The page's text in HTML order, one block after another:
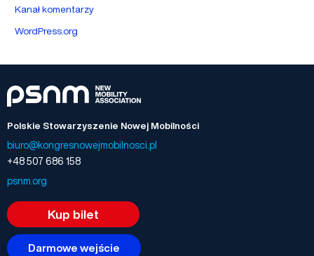
Kanał komentarzy
WordPress.org
Polskie Stowarzyszenie Nowej Mobilności
biuro@kongresnowejmobilnosci.pl
+48 507 686 158
psnm.org
Kup bilet
Darmowe wejście